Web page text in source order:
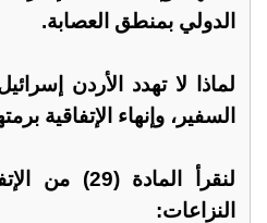
الدولي بمنطق العصابة.
لماذا لا تهدد الأردن
السفير، وإنهاء الإتفاقية
لنقرأ المادة
النزاعات: